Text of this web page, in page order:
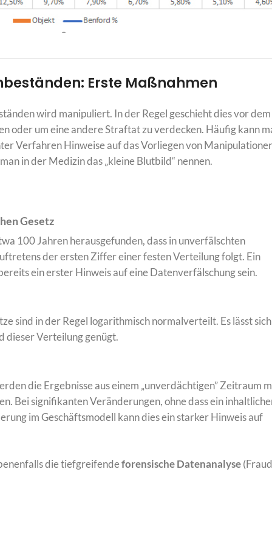
Erste Maßnahmen
wird manipuliert. In der Regel geschieht dies vor dem
oder um eine andere Straftat zu verdecken. Häufig kann
Verfahren Hinweise auf das Vorliegen von
in der Medizin das „kleine Blutbild“ nennen.
Gesetz
100 Jahren herausgefunden, dass in unverfälschten
der ersten Ziffer einer festen Verteilung folgt. Ein
ein erster Hinweis auf eine Datenverfälschung sein.
sind in der Regel logarithmisch normalverteilt. Es lässt sich
dieser Verteilung genügt.
die Ergebnisse aus einem „unverdächtigen” Zeitraum
Bei signifikanten Veränderungen, ohne dass ein
im Geschäftsmodell kann dies ein starker Hinweis auf
die tiefgreifendeforensische Datenanalyse(Fraud